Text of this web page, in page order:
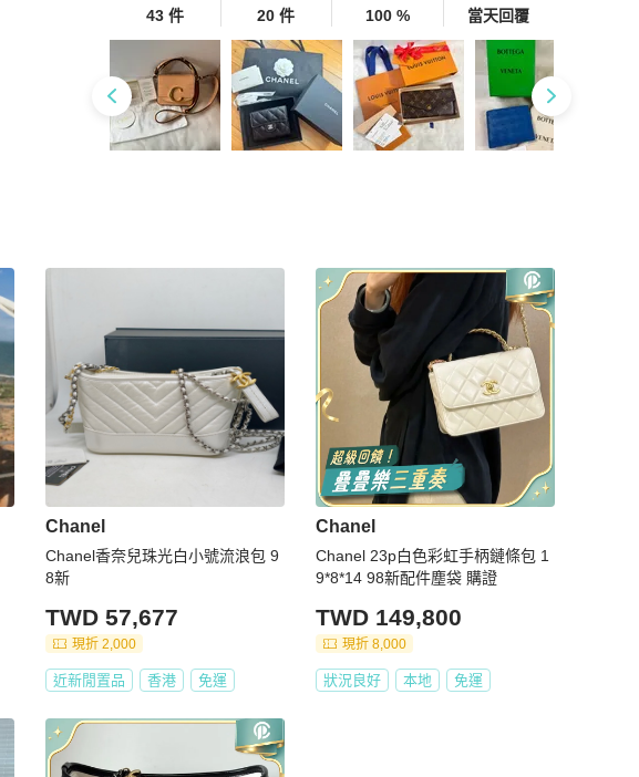
43 件 20 件 100 % 當天回覆
Chanel
Chanel香奈兒珠光白小號流浪包 9
8新
TWD 57,677
現折 2,000
近新閒置品 香港 免運
Chanel
Chanel 23p白色彩虹手柄鏈條包 1
9*8*14 98新配件塵袋 購證
TWD 149,800
現折 8,000
狀況良好 本地 免運